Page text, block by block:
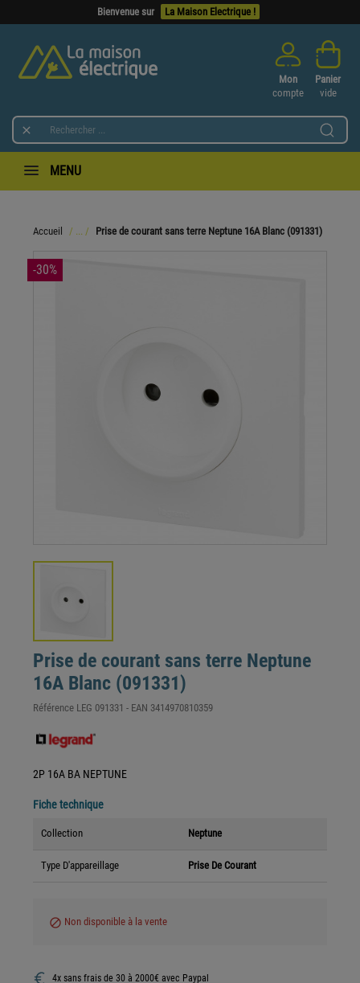
Bienvenue sur La Maison Electrique !

Mon
compte
Panier
vide
MENU
Accueil Prise de courant sans terre Neptune 16A Blanc (091331)
-30%
Prise de courant sans terre Neptune
16A Blanc (091331)
Référence LEG 091331 - EAN 3414970810359
2P 16A BA NEPTUNE
Fiche technique
Collection Neptune
Type D'appareillage Prise De Courant
block Non disponible à la vente
4x sans frais de 30 à 2000€ avec Paypal